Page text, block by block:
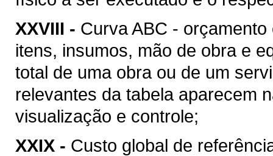
XXVIII - Curva ABC -
itens, insumos, mão de obra e
total de uma obra ou de um
relevantes da tabela aparecem
visualização e controle;
XXIX - Custo global de